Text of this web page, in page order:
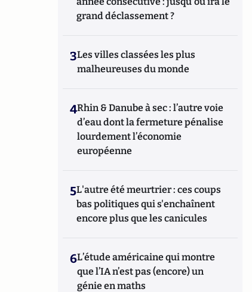
grand déclassement ?
3Les villes classées les plus
malheureuses du monde
4Rhin & Danube à sec : l’autre voie
d’eau dont la fermeture pénalise
lourdement l’économie
européenne
5L'autre été meurtrier : ces coups
bas politiques qui s'enchaînent
encore plus que les canicules
6L’étude américaine qui montre
que l’IA n’est pas (encore) un
génie en maths